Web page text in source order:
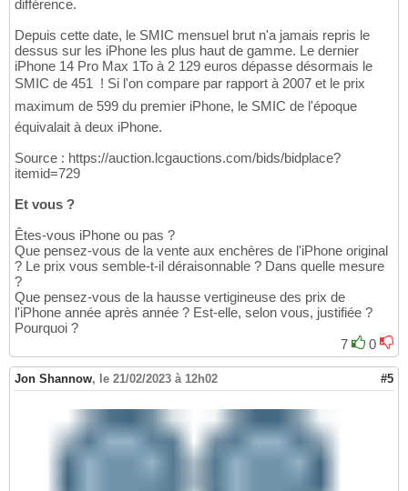
différence.
Depuis cette date, le SMIC mensuel brut n'a jamais repris le
dessus sur les iPhone les plus haut de gamme. Le dernier
iPhone 14 Pro Max 1To à 2 129 euros dépasse désormais le
SMIC de 451  ! Si l'on compare par rapport à 2007 et le prix
maximum de 599 du premier iPhone, le SMIC de l'époque
équivalait à deux iPhone.
Source : https://auction.lcgauctions.com/bids/bidplace?
itemid=729
Et vous ?
Êtes-vous iPhone ou pas ?
Que pensez-vous de la vente aux enchères de l'iPhone original
? Le prix vous semble-t-il déraisonnable ? Dans quelle mesure
?
Que pensez-vous de la hausse vertigineuse des prix de
l'iPhone année après année ? Est-elle, selon vous, justifiée ?
Pourquoi ?
7
0
Jon Shannow, le 21/02/2023 à 12h02 #5